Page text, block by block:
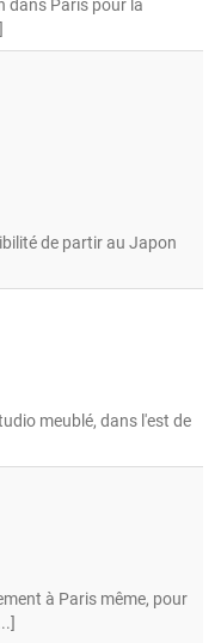
dans Paris pour la
de partir au Japon
meublé, dans l'est de
à Paris même, pour